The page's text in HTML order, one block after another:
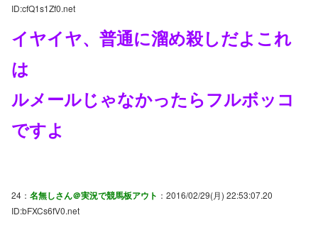
ID:cfQ1s1Zf0.net
イヤイヤ、普通に溜め殺しだよこれ
は
ルメールじゃなかったらフルボッコ
ですよ
24： 名無しさん＠実況で競馬板アウト ：2016/02/29(月) 22:53:07.20
ID:bFXCs6fV0.net